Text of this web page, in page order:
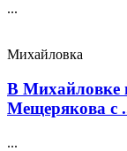
...
Михайловка
В Михайловке
Мещерякова с
...